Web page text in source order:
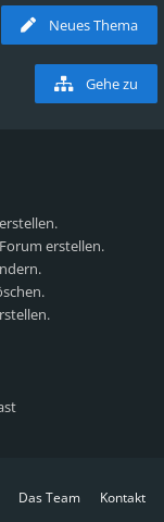
Neues Thema
Gehe zu
erstellen.
Das Team
Kontakt